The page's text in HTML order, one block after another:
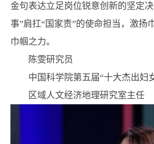
金句表达立足岗位锐意创新的坚定
事”肩扛“国家责”的使命担当，激扬
巾帼之力。
陈雯研究员
中国科学院第五届“十大杰出妇
区域人文经济地理研究室主任